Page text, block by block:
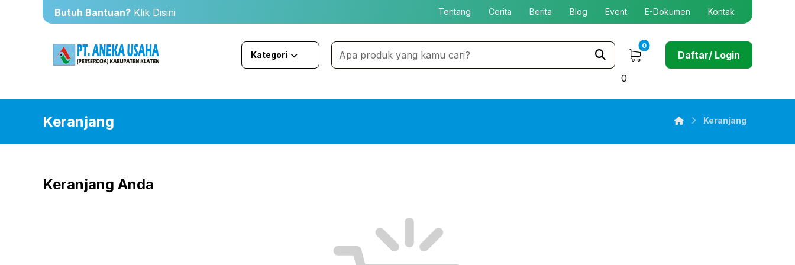
Butuh Bantuan? Klik Disini Tentang Cerita Berita Blog Event E-Dokumen Kontak
Kategori
0
Daftar/ Login
Keranjang Keranjang
Keranjang Anda